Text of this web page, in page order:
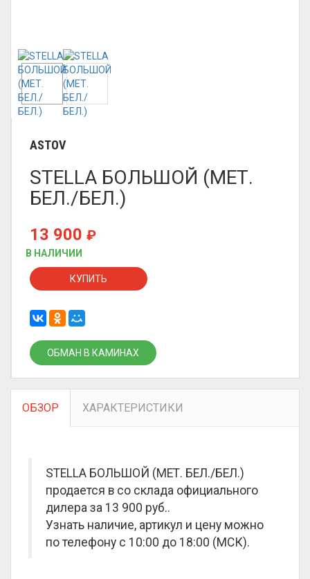
ASTOV
STELLA БОЛЬШОЙ (МЕТ.
БЕЛ./БЕЛ.)
13 900 ₽
В НАЛИЧИИ
КУПИТЬ
ОБМАН В КАМИНАХ
ОБЗОР ХАРАКТЕРИСТИКИ
STELLA БОЛЬШОЙ (МЕТ. БЕЛ./БЕЛ.)
продается в со склада официального
дилера за 13 900 руб..
Узнать наличие, артикул и цену можно
по телефону с 10:00 до 18:00 (МСК).